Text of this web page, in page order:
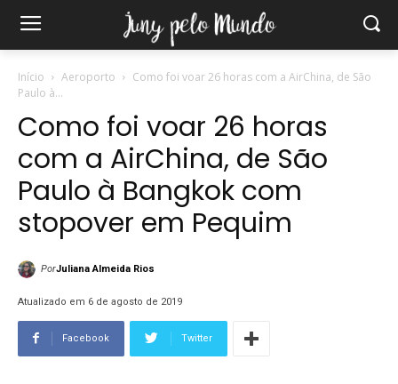
Início Aeroporto
Como foi voar 26 horas com a AirChina, de São
Paulo à...
Como foi voar 26 horas
com a AirChina, de São
Paulo à Bangkok com
stopover em Pequim
PorJuliana Almeida Rios
Atualizado em 6 de agosto de 2019
Facebook Twitter